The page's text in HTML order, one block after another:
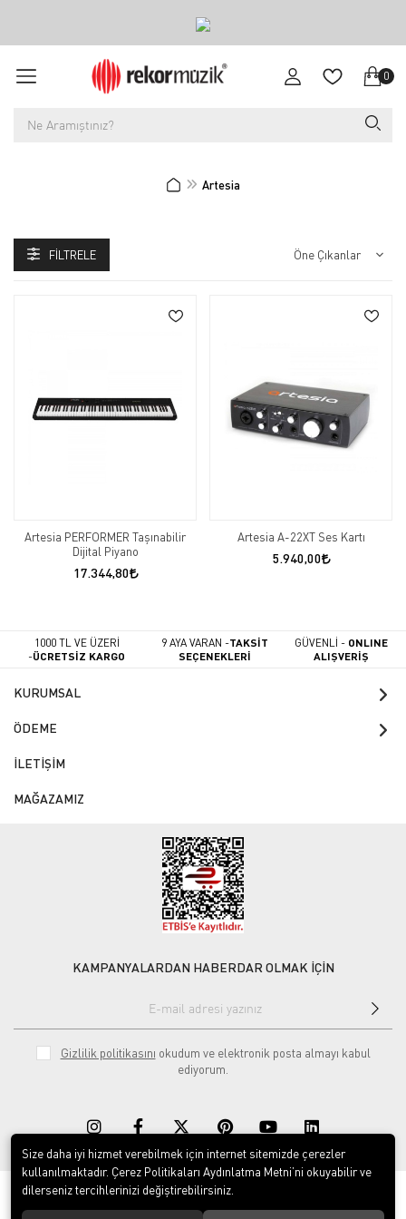
0
Artesia
FILTRELE
Artesia PERFORMER Taşınabilir
Dijital Piyano
17.344,80
Artesia A-22XT Ses Kartı
5.940,00
1000 TL VE ÜZERİ
-ÜCRETSİZ KARGO
9 AYA VARAN -TAKSİT
SEÇENEKLERİ
GÜVENLİ - ONLINE
ALIŞVERİŞ
KURUMSAL
ÖDEME
İLETİŞİM
MAĞAZAMIZ
KAMPANYALARDAN HABERDAR OLMAK İÇİN
Gizlilik politikasını okudum ve elektronik posta almayı kabul
ediyorum.
© 2020Rekor Müzik. Tüm hakları saklıdır.
Size daha iyi hizmet verebilmek için internet sitemizde çerezler
kullanılmaktadır. Çerez Politikaları Aydınlatma Metni’ni okuyabilir ve
dilerseniz tercihlerinizi değiştirebilirsiniz.